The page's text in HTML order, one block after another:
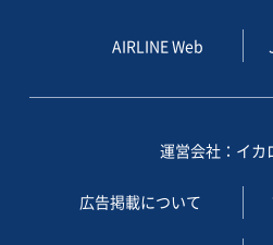
AIRLINE Web
運営会社：イカ
広告掲載について